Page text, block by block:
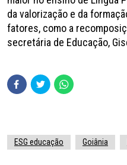
da valorização e da
fatores, como a
secretária de Educação,
ESG educação Goiânia